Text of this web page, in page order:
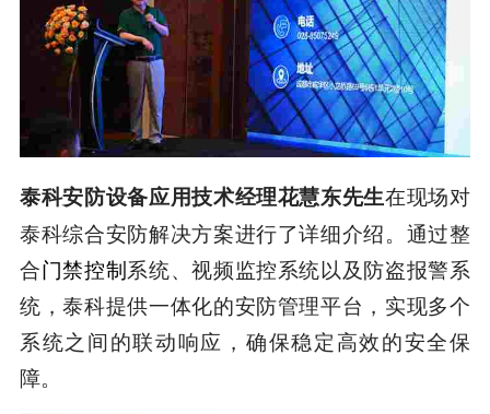
泰科安防设备应用技术经理花慧东先生在现场对
泰科综合安防解决方案进行了详细介绍。通过整
合门禁控制系统、视频监控系统以及防盗报警系
统，泰科提供一体化的安防管理平台，实现多个
系统之间的联动响应，确保稳定高效的安全保
障。